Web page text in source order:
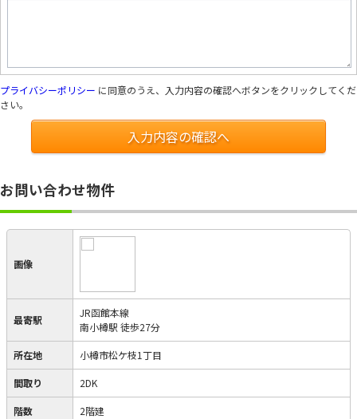
プライバシーポリシー に同意のうえ、入力内容の確認へボタンをクリックしてくだ
さい。
入力内容の確認へ
お問い合わせ物件
画像
最寄駅
JR函館本線
南小樽駅 徒歩27分
所在地 小樽市松ケ枝1丁目
間取り 2DK
階数 2階建